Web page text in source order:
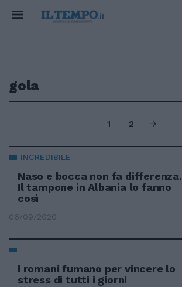
gola
1 2
INCREDIBILE
Naso e bocca non fa differenza.
Il tampone in Albania lo fanno
così
06/09/2020
I romani fumano per vincere lo
stress di tutti i giorni